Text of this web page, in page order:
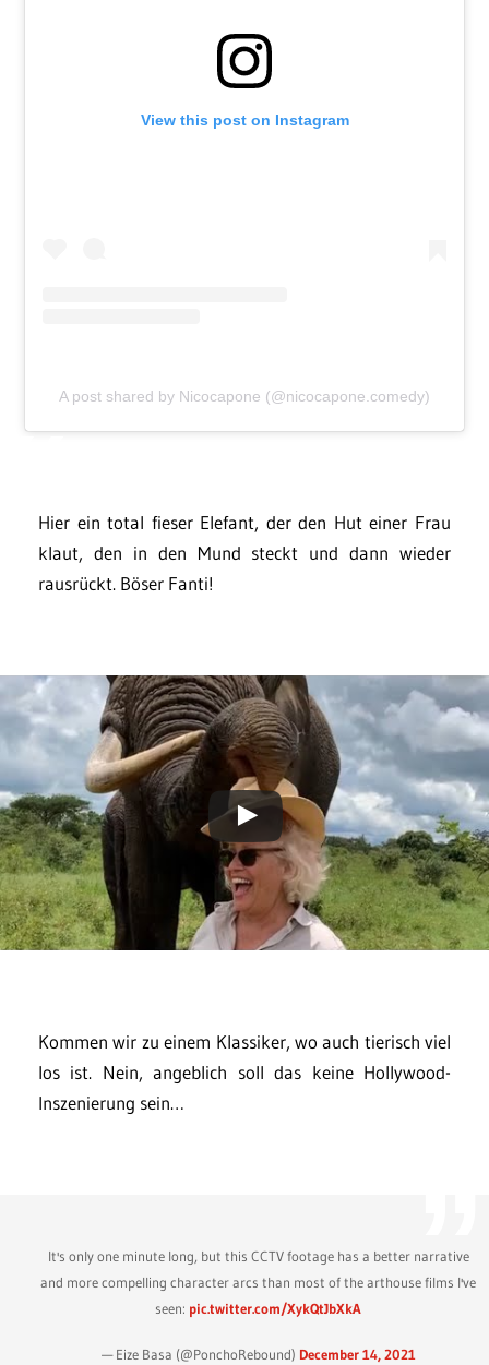
View this post on Instagram
A post shared by Nicocapone (@nicocapone.comedy)
Hier ein total fieser Elefant, der den Hut einer Frau
klaut, den in den Mund steckt und dann wieder
rausrückt. Böser Fanti!
Kommen wir zu einem Klassiker, wo auch tierisch viel
los ist. Nein, angeblich soll das keine Hollywood-
Inszenierung sein…
It's only one minute long, but this CCTV footage has a better narrative
and more compelling character arcs than most of the arthouse films I've
seen: pic.twitter.com/XykQtJbXkA
— Eize Basa (@PonchoRebound) December 14, 2021